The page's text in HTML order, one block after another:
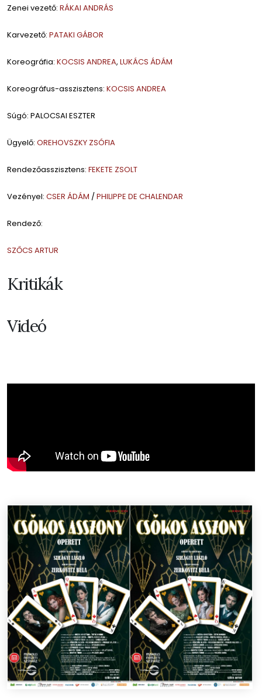
Zenei vezető: RÁKAI ANDRÁS
Karvezető: PATAKI GÁBOR
Koreográfia: KOCSIS ANDREA, LUKÁCS ÁDÁM
Koreográfus-asszisztens: KOCSIS ANDREA
Súgó: PALOCSAI ESZTER
Ügyelő: OREHOVSZKY ZSÓFIA
Rendezőasszisztens: FEKETE ZSOLT
Vezényel: CSER ÁDÁM /PHILIPPE DE CHALENDAR
Rendező:
SZŐCS ARTUR
Kritikák
Videó